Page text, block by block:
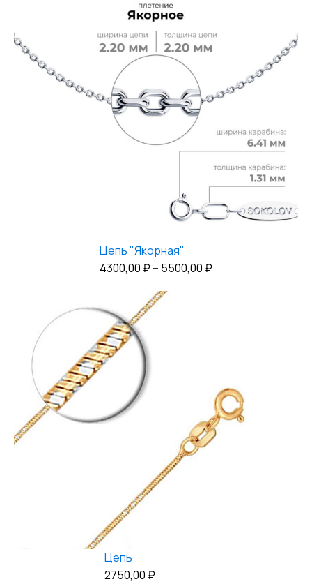
Цепь "Якорная"
4300,00 ₽– 5500,00 ₽Диапазон
Цепь
2750,00 ₽